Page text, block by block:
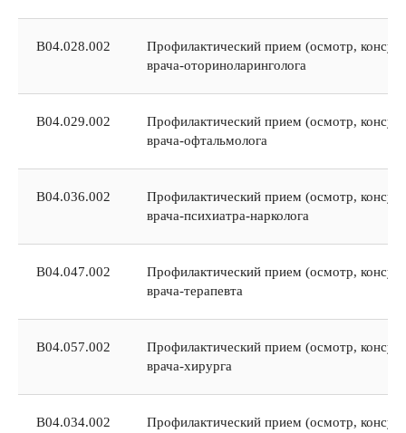
В04.028.002
Профилактический прием (осмотр,
врача-оториноларинголога
В04.029.002
Профилактический прием (осмотр,
врача-офтальмолога
В04.036.002
Профилактический прием (осмотр,
врача-психиатра-нарколога
В04.047.002
Профилактический прием (осмотр,
врача-терапевта
В04.057.002
Профилактический прием (осмотр,
врача-хирурга
В04.034.002
Профилактический прием (осмотр,